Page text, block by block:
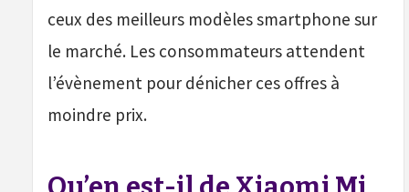
ceux des meilleurs modèles smartphone sur
le marché. Les consommateurs attendent
l’évènement pour dénicher ces offres à
moindre prix.